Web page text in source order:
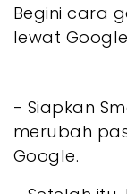
Begini cara
lewat
- Siapkan
merubah
Google.